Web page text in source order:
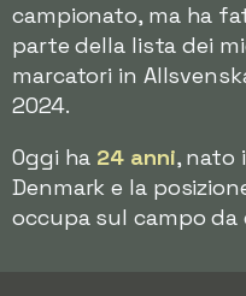
campionato, ma ha
parte della lista dei
marcatori in
2024.
Oggi ha 24 anni, nato
Denmark e la
occupa sul campo da